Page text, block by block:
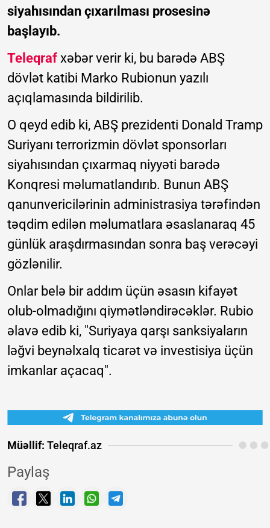
siyahısından çıxarılması prosesinə
başlayıb.
Teleqraf xəbər verir ki, bu barədə ABŞ
dövlət katibi Marko Rubionun yazılı
açıqlamasında bildirilib.
O qeyd edib ki, ABŞ prezidenti Donald Tramp
Suriyanı terrorizmin dövlət sponsorları
siyahısından çıxarmaq niyyəti barədə
Konqresi məlumatlandırıb. Bunun ABŞ
qanunvericilərinin administrasiya tərəfindən
təqdim edilən məlumatlara əsaslanaraq 45
günlük araşdırmasından sonra baş verəcəyi
gözlənilir.
Onlar belə bir addım üçün əsasın kifayət
olub-olmadığını qiymətləndirəcəklər. Rubio
əlavə edib ki, "Suriyaya qarşı sanksiyaların
ləğvi beynəlxalq ticarət və investisiya üçün
imkanlar açacaq".
Müəllif: Teleqraf.az
Paylaş